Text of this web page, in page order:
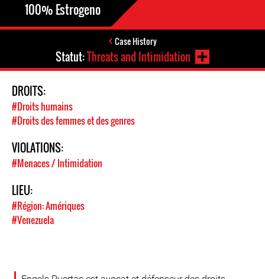
100% Estrogeno
Case History
Statut:Threats and Intimidation
DROITS:
#Droits humains
#Droits des femmes et des genres
VIOLATIONS:
#Menaces / Intimidation
LIEU:
#Région: Amériques
#Venezuela